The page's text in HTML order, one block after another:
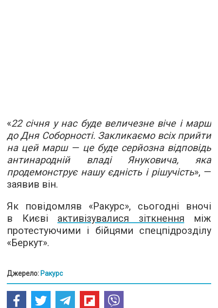
«22 січня у нас буде величезне віче і марш
до Дня Соборності. Закликаємо всіх прийти
на цей марш — це буде серйозна відповідь
антинародній владі Януковича, яка
продемонструє нашу єдність і рішучість», —
заявив він.
Як повідомляв «Ракурс», сьогодні вночі
в Києві активізувалися зіткнення між
протестуючими і бійцями спецпідрозділу
«Беркут».
Джерело: Ракурс